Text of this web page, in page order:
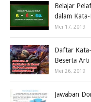
Belajar
dalam
Mei 17, 2019
Daftar
Beserta
Mei 26, 2019
Jawaban